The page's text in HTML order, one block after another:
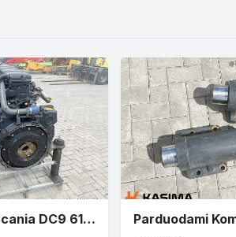
Parduodams Scania DC9 61A variklis